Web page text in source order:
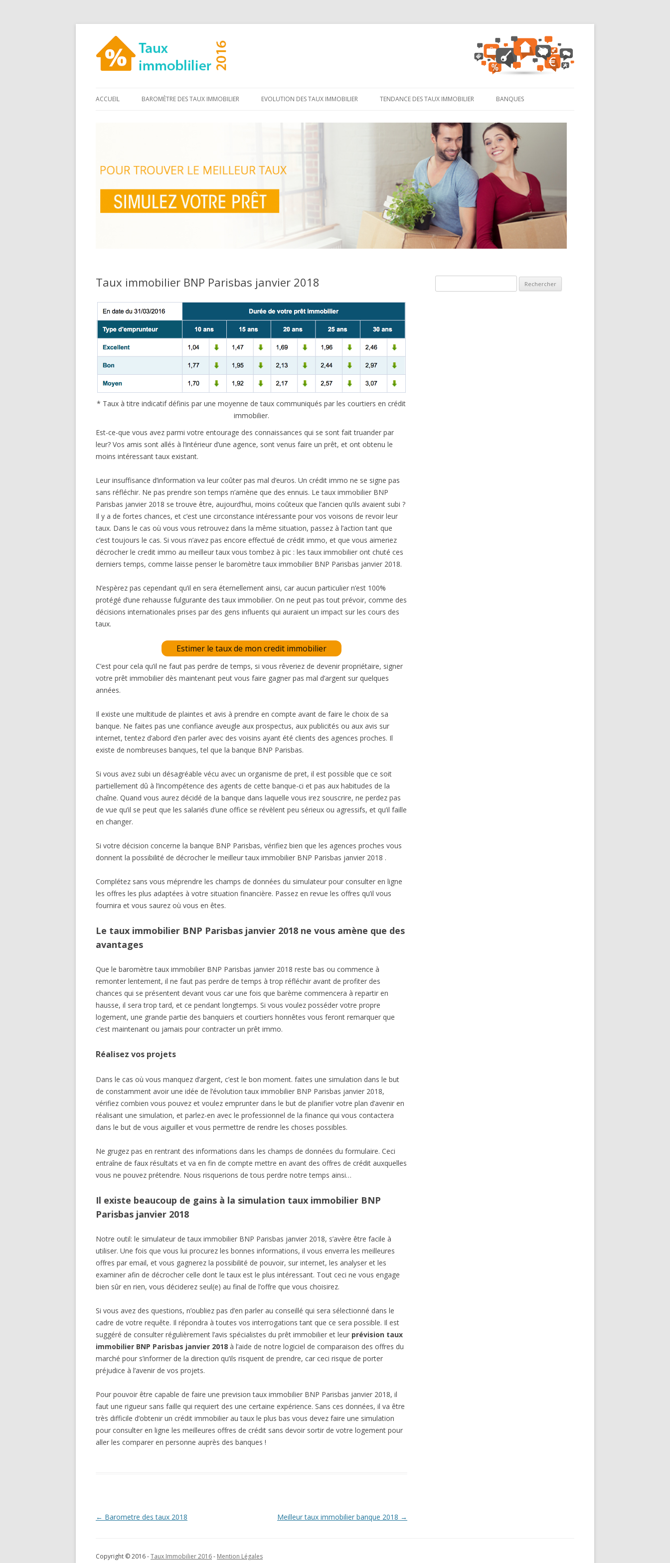
au
ACCUEIL BAROMÈTRE DES TAUX IMMOBILIER EVOLUTION DES TAUX IMMOBILIER TENDANCE DES TAUX IMMOBILIER BANQUES
Taux immobilier BNP Parisbas janvier 2018
* Taux à titre indicatif définis par une moyenne de taux communiqués par les courtiers en crédit
immobilier.
Est-ce-que vous avez parmi votre entourage des connaissances qui se sont fait truander par
leur? Vos amis sont allés à l’intérieur d’une agence, sont venus faire un prêt, et ont obtenu le
moins intéressant taux existant.
Leur insuffisance d’information va leur coûter pas mal d’euros. Un crédit immo ne se signe pas
sans réfléchir. Ne pas prendre son temps n’amène que des ennuis. Le taux immobilier BNP
Parisbas janvier 2018 se trouve être, aujourd’hui, moins coûteux que l’ancien qu’ils avaient subi ?
Il y a de fortes chances, et c’est une circonstance intéressante pour vos voisons de revoir leur
taux. Dans le cas où vous vous retrouvez dans la même situation, passez à l’action tant que
c’est toujours le cas. Si vous n’avez pas encore effectué de crédit immo, et que vous aimeriez
décrocher le credit immo au meilleur taux vous tombez à pic : les taux immobilier ont chuté ces
derniers temps, comme laisse penser le baromètre taux immobilier BNP Parisbas janvier 2018.
N’espèrez pas cependant qu’il en sera éternellement ainsi, car aucun particulier n’est 100%
protégé d’une rehausse fulgurante des taux immobilier. On ne peut pas tout prévoir, comme des
décisions internationales prises par des gens influents qui auraient un impact sur les cours des
taux.
Estimer le taux de mon credit immobilier
C’est pour cela qu’il ne faut pas perdre de temps, si vous rêveriez de devenir propriétaire, signer
votre prêt immobilier dès maintenant peut vous faire gagner pas mal d’argent sur quelques
années.
Il existe une multitude de plaintes et avis à prendre en compte avant de faire le choix de sa
banque. Ne faites pas une confiance aveugle aux prospectus, aux publicités ou aux avis sur
internet, tentez d’abord d’en parler avec des voisins ayant été clients des agences proches. Il
existe de nombreuses banques, tel que la banque BNP Parisbas.
Si vous avez subi un désagréable vécu avec un organisme de pret, il est possible que ce soit
partiellement dû à l’incompétence des agents de cette banque-ci et pas aux habitudes de la
chaîne. Quand vous aurez décidé de la banque dans laquelle vous irez souscrire, ne perdez pas
de vue qu’il se peut que les salariés d’une office se révèlent peu sérieux ou agressifs, et qu’il faille
en changer.
Si votre décision concerne la banque BNP Parisbas, vérifiez bien que les agences proches vous
donnent la possibilité de décrocher le meilleur taux immobilier BNP Parisbas janvier 2018 .
Complétez sans vous méprendre les champs de données du simulateur pour consulter en ligne
les offres les plus adaptées à votre situation financière. Passez en revue les offres qu’il vous
fournira et vous saurez où vous en êtes.
Le taux immobilier BNP Parisbas janvier 2018 ne vous amène que des
avantages
Que le baromètre taux immobilier BNP Parisbas janvier 2018 reste bas ou commence à
remonter lentement, il ne faut pas perdre de temps à trop réfléchir avant de profiter des
chances qui se présentent devant vous car une fois que barème commencera à repartir en
hausse, il sera trop tard, et ce pendant longtemps. Si vous voulez posséder votre propre
logement, une grande partie des banquiers et courtiers honnêtes vous feront remarquer que
c’est maintenant ou jamais pour contracter un prêt immo.
Réalisez vos projets
Dans le cas où vous manquez d’argent, c’est le bon moment. faites une simulation dans le but
de constamment avoir une idée de l’évolution taux immobilier BNP Parisbas janvier 2018,
vérifiez combien vous pouvez et voulez emprunter dans le but de planifier votre plan d’avenir en
réalisant une simulation, et parlez-en avec le professionnel de la finance qui vous contactera
dans le but de vous aiguiller et vous permettre de rendre les choses possibles.
Ne grugez pas en rentrant des informations dans les champs de données du formulaire. Ceci
entraîne de faux résultats et va en fin de compte mettre en avant des offres de crédit auxquelles
vous ne pouvez prétendre. Nous risquerions de tous perdre notre temps ainsi…
Il existe beaucoup de gains à la simulation taux immobilier BNP
Parisbas janvier 2018
Notre outil: le simulateur de taux immobilier BNP Parisbas janvier 2018, s’avère être facile à
utiliser. Une fois que vous lui procurez les bonnes informations, il vous enverra les meilleures
offres par email, et vous gagnerez la possibilité de pouvoir, sur internet, les analyser et les
examiner afin de décrocher celle dont le taux est le plus intéressant. Tout ceci ne vous engage
bien sûr en rien, vous déciderez seul(e) au final de l’offre que vous choisirez.
Si vous avez des questions, n’oubliez pas d’en parler au conseillé qui sera sélectionné dans le
cadre de votre requête. Il répondra à toutes vos interrogations tant que ce sera possible. Il est
suggéré de consulter régulièrement l’avis spécialistes du prêt immobilier et leur prévision taux
immobilier BNP Parisbas janvier 2018 à l’aide de notre logiciel de comparaison des offres du
marché pour s’informer de la direction qu’ils risquent de prendre, car ceci risque de porter
préjudice à l’avenir de vos projets.
Pour pouvoir être capable de faire une prevision taux immobilier BNP Parisbas janvier 2018, il
faut une rigueur sans faille qui requiert des une certaine expérience. Sans ces données, il va être
très difficile d’obtenir un crédit immobilier au taux le plus bas vous devez faire une simulation
pour consulter en ligne les meilleures offres de crédit sans devoir sortir de votre logement pour
aller les comparer en personne auprès des banques !
Navigation
← Barometre des taux 2018 Meilleur taux immobilier banque 2018 →
Copyright © 2016 -Taux Immobilier 2016- Mention Légales